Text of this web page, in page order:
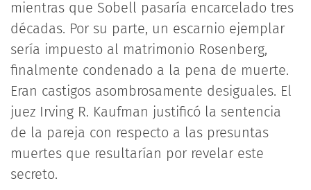
mientras que Sobell pasaría encarcelado tres
décadas. Por su parte, un escarnio ejemplar
sería impuesto al matrimonio Rosenberg,
finalmente condenado a la pena de muerte.
Eran castigos asombrosamente desiguales. El
juez Irving R. Kaufman justificó la sentencia
de la pareja con respecto a las presuntas
muertes que resultarían por revelar este
secreto.